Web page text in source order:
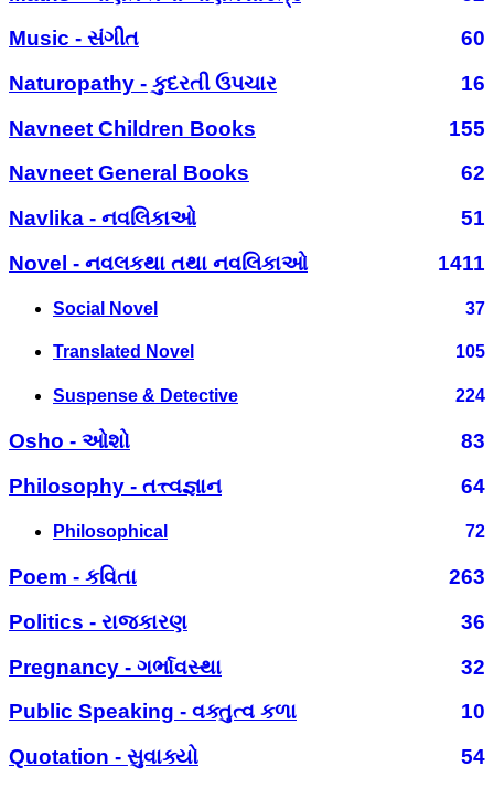
Music - સંગીત
60
Naturopathy - કુદરતી ઉપચાર
16
Navneet Children Books
155
Navneet General Books
62
Navlika - નવલિકાઓ
51
Novel - નવલકથા તથા નવલિકાઓ
1411
Social Novel 37
Translated Novel 105
Suspense & Detective 224
Osho - ઓશો
83
Philosophy - તત્ત્વજ્ઞાન
64
Philosophical 72
Poem - કવિતા
263
Politics - રાજકારણ
36
Pregnancy - ગર્ભાવસ્થા
32
Public Speaking - વક્તુત્વ કળા
10
Quotation - સુવાક્યો
54